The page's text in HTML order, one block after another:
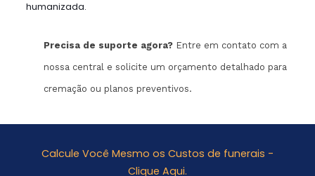
humanizada.
Precisa de suporte agora?Entre em contato com a
nossa central e solicite um orçamento detalhado para
cremação ou planos preventivos.
Calcule Você Mesmo os Custos de funerais -
Clique Aqui.